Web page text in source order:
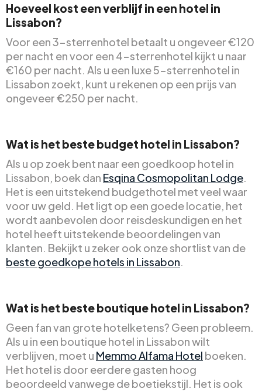
Hoeveel kost een verblijf in een hotel in
Lissabon?
Voor een 3-sterrenhotel betaalt u ongeveer €120
per nacht en voor een 4-sterrenhotel kijkt u naar
€160 per nacht. Als u een luxe 5-sterrenhotel in
Lissabon zoekt, kunt u rekenen op een prijs van
ongeveer €250 per nacht.
Wat is het beste budget hotel in Lissabon?
Als u op zoek bent naar een goedkoop hotel in
Lissabon, boek dan Esqina Cosmopolitan Lodge
Het is een uitstekend budgethotel met veel waar
voor uw geld. Het ligt op een goede locatie, het
wordt aanbevolen door reisdeskundigen en het
hotel heeft uitstekende beoordelingen van
klanten. Bekijkt u zeker ook onze shortlist van de
beste goedkope hotels in Lissabon
Wat is het beste boutique hotel in Lissabon?
Geen fan van grote hotelketens? Geen probleem.
Als u in een boutique hotel in Lissabon wilt
verblijven, moet u Memmo Alfama Hotel boeken.
Het hotel is door eerdere gasten hoog
beoordeeld vanwege de boetiekstijl. Het is ook